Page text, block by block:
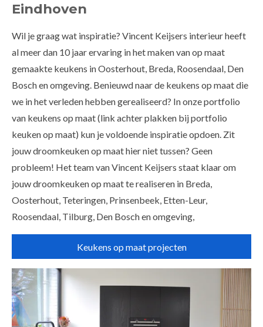
Eindhoven
Wil je graag wat inspiratie? Vincent Keijsers interieur heeft
al meer dan 10 jaar ervaring in het maken van op maat
gemaakte keukens in Oosterhout, Breda, Roosendaal, Den
Bosch en omgeving. Benieuwd naar de keukens op maat die
we in het verleden hebben gerealiseerd? In onze portfolio
van keukens op maat (link achter plakken bij portfolio
keuken op maat) kun je voldoende inspiratie opdoen. Zit
jouw droomkeuken op maat hier niet tussen? Geen
probleem! Het team van Vincent Keijsers staat klaar om
jouw droomkeuken op maat te realiseren in Breda,
Oosterhout, Teteringen, Prinsenbeek, Etten-Leur,
Roosendaal, Tilburg, Den Bosch en omgeving,
Keukens op maat projecten